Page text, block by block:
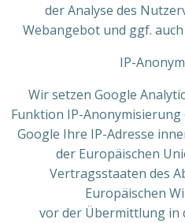
der Analyse des
Webangebot und ggf.
IP-
Wir setzen Google
Funktion IP-Anonymisierung
Google Ihre IP-Adresse
der Europäischen
Vertragsstaaten des
Europäischen
vor der Übermittlung in